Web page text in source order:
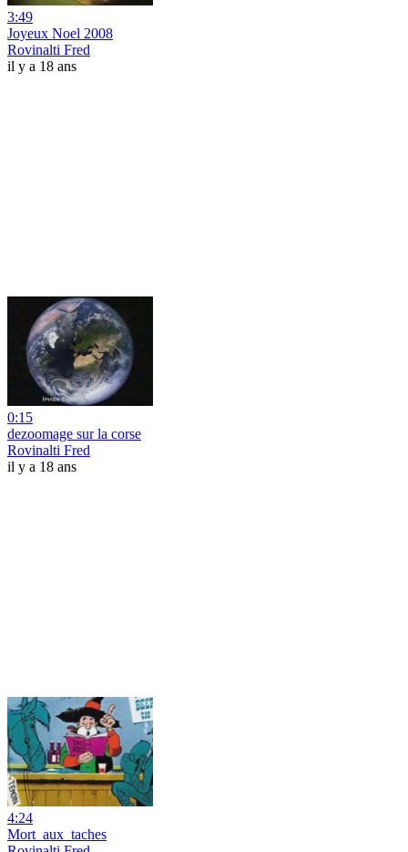
3:49
Joyeux Noel 2008
Rovinalti Fred
il y a 18 ans
0:15
dezoomage sur la corse
Rovinalti Fred
il y a 18 ans
4:24
Mort_aux_taches